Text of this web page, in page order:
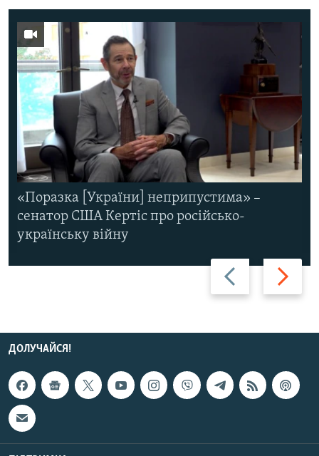
Назад Вперед
«Поразка [України] неприпустима» –
сенатор США Кертіс про російсько-
українську війну
ДОЛУЧАЙСЯ!